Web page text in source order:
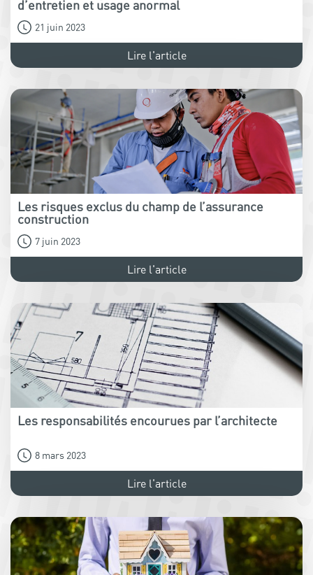
d’entretien et usage anormal
21 juin 2023
Lire l'article
Les risques exclus du champ de l’assurance
construction
7 juin 2023
Lire l'article
Les responsabilités encourues par l’architecte
8 mars 2023
Lire l'article